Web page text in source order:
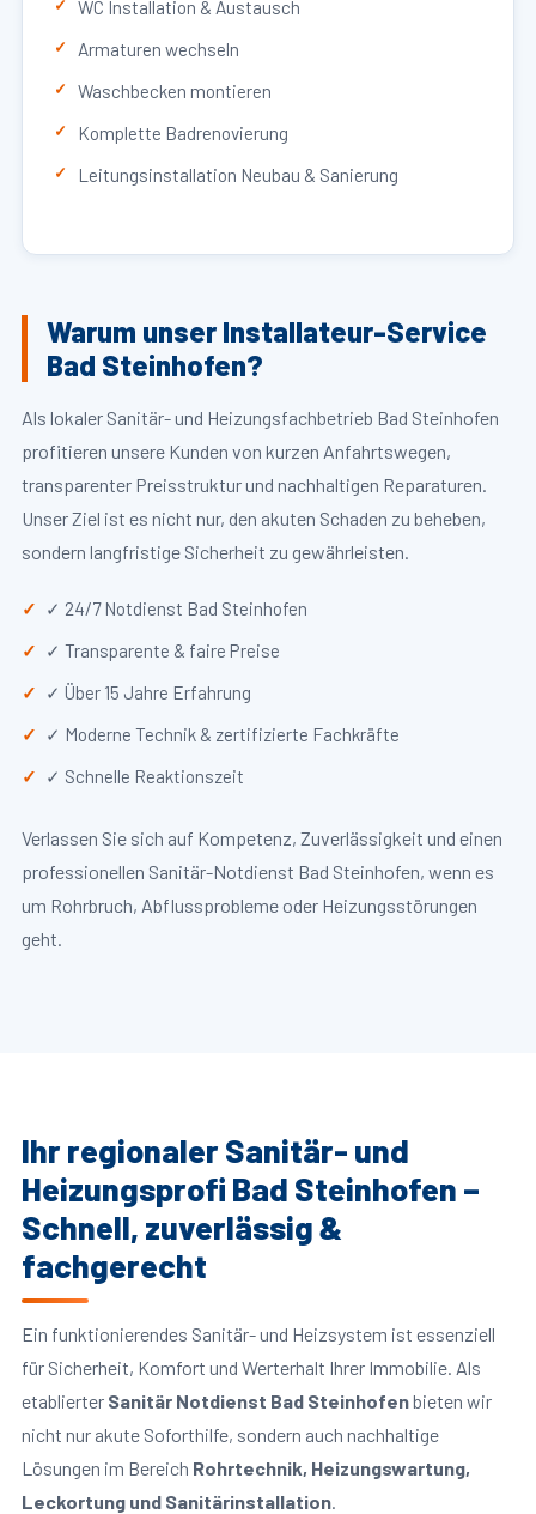
WC Installation & Austausch
Armaturen wechseln
Waschbecken montieren
Komplette Badrenovierung
Leitungsinstallation Neubau & Sanierung
Warum unser Installateur-Service
Bad Steinhofen?
Als lokaler Sanitär- und Heizungsfachbetrieb Bad Steinhofen
profitieren unsere Kunden von kurzen Anfahrtswegen,
transparenter Preisstruktur und nachhaltigen Reparaturen.
Unser Ziel ist es nicht nur, den akuten Schaden zu beheben,
sondern langfristige Sicherheit zu gewährleisten.
✓ 24/7 Notdienst Bad Steinhofen
✓ Transparente & faire Preise
✓ Über 15 Jahre Erfahrung
✓ Moderne Technik & zertifizierte Fachkräfte
✓ Schnelle Reaktionszeit
Verlassen Sie sich auf Kompetenz, Zuverlässigkeit und einen
professionellen Sanitär-Notdienst Bad Steinhofen, wenn es
um Rohrbruch, Abflussprobleme oder Heizungsstörungen
geht.
Ihr regionaler Sanitär- und
Heizungsprofi Bad Steinhofen –
Schnell, zuverlässig &
fachgerecht
Ein funktionierendes Sanitär- und Heizsystem ist essenziell
für Sicherheit, Komfort und Werterhalt Ihrer Immobilie. Als
etablierter Sanitär Notdienst Bad Steinhofenbieten wir
nicht nur akute Soforthilfe, sondern auch nachhaltige
Lösungen im Bereich Rohrtechnik, Heizungswartung,
Leckortung und Sanitärinstallation.